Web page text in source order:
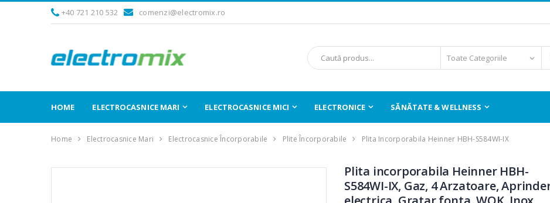
+40 721 210 532 comenzi@electromix.ro
HOME ELECTROCASNICE MARI ELECTROCASNICE MICI ELECTRONICE SĂNĂTATE & WELLNESS
Home Electrocasnice Mari Electrocasnice Încorporabile Plite Încorporabile Plita Incorporabila Heinner HBH-S584WI-IX
Plita incorporabila Heinner HBH-
S584WI-IX, Gaz, 4 Arzatoare,